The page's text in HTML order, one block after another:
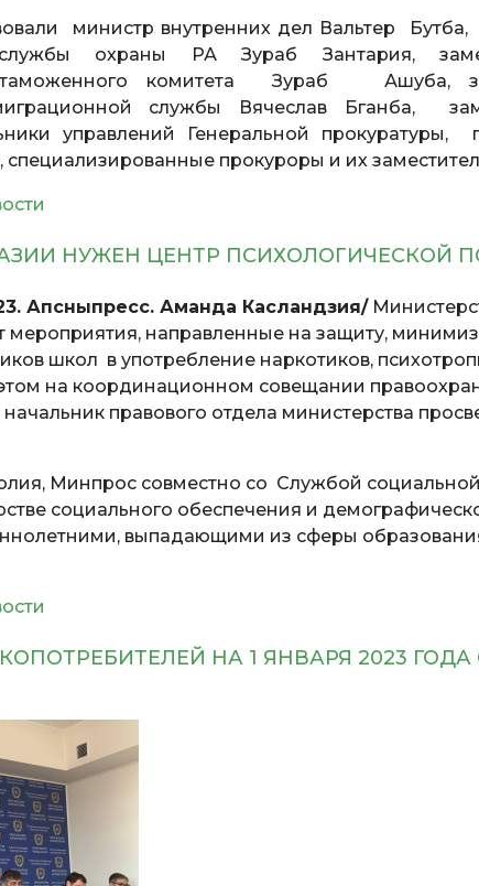
министр внутренних дел Вальтер Бутба,
службы охраны РА Зураб Зантария,
таможенного комитета Зураб Ашуба,
службы Вячеслав Бганба,
управлений Генеральной прокуратуры,
специализированные прокуроры и их
НУЖЕН ЦЕНТР ПСИХОЛОГИЧЕСКОЙ
Апсныпресс. Аманда Касландзия/
мероприятия, направленные на защиту,
школ в употребление наркотиков,
на координационном совещании
правового отдела министерства
Минпрос совместно со Службой
социального обеспечения и
выпадающими из сферы
НА 1 ЯНВАРЯ 2023 ГОДА